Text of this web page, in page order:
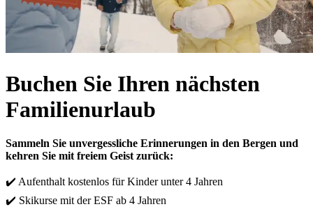
Buchen Sie Ihren nächsten
Familienurlaub
Sammeln Sie unvergessliche Erinnerungen in den Bergen und
kehren Sie mit freiem Geist zurück:
✔️ Aufenthalt kostenlos für Kinder unter 4 Jahren
✔️ Skikurse mit der ESF ab 4 Jahren